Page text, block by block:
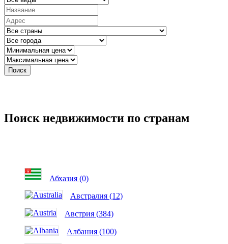
Поиск
Поиск недвижимости по странам
Абхазия (0)
Австралия (12)
Австрия (384)
Албания (100)